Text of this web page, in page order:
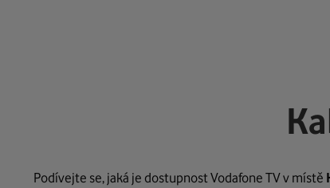
Podívejte se, jaká je dostupnost Vodafone TV v místě